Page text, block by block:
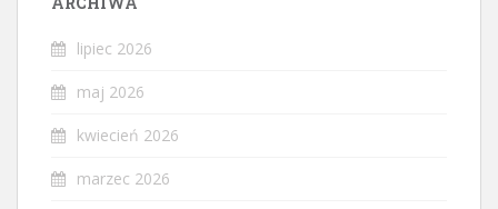
lipiec 2026
maj 2026
kwiecień 2026
marzec 2026